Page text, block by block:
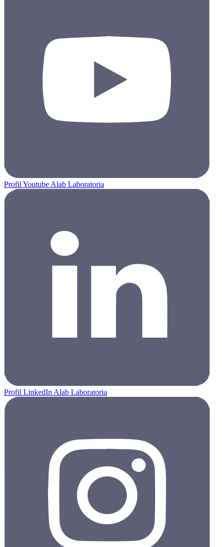
Profil Youtube Alab Laboratoria
Profil LinkedIn Alab Laboratoria